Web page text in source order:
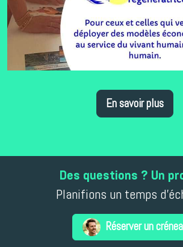
En savoir plus
Des questions ? Un
Planifions un temps
Réserver un